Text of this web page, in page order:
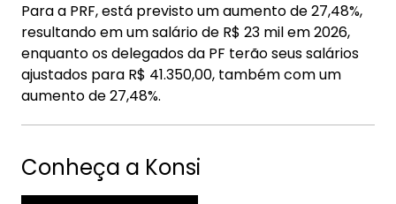
Para a PRF, está previsto um aumento de 27,48%,
resultando em um salário de R$ 23 mil em 2026,
enquanto os delegados da PF terão seus salários
ajustados para R$ 41.350,00, também com um
aumento de 27,48%.
Conheça a Konsi